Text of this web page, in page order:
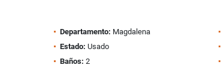
Departamento: Magdalena
Estado: Usado
Baños: 2